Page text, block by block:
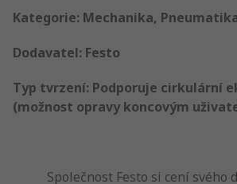
Kategorie: Mechanika,
Dodavatel: Festo
Typ tvrzení: Podporuje cirkulární
(možnost opravy koncovým
Společnost Festo si cení svého